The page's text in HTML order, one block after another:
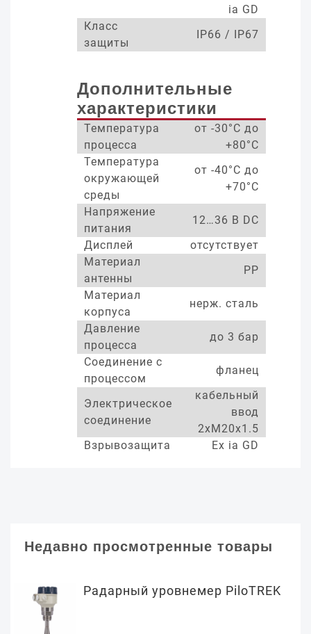
ia GD
Класс
защиты
IP66 / IP67
Дополнительные
характеристики
Температура
процесса
от -30°С до
+80°С
Температура
окружающей
среды
от -40°С до
+70°С
Напряжение
питания
12…36 В DC
Дисплей
отсутствует
Материал
антенны
PP
Материал
корпуса
нерж. сталь
Давление
процесса
до 3 бар
Соединение с
процессом
фланец
Электрическое
соединение
кабельный
ввод
2xM20x1.5
Взрывозащита
Ex ia GD
Недавно просмотренные товары
Радарный уровнемер PiloTREK